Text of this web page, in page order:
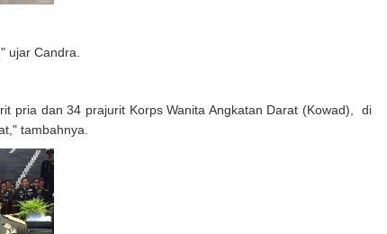
ujar Candra.
pria dan 34 prajurit Korps Wanita Angkatan Darat (Kowad), di
tambahnya.